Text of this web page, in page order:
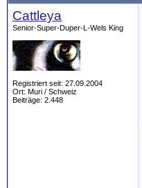
Cattleya
Senior-Super-Duper-L-Wels King
Registriert seit: 27.09.2004
Ort: Muri / Schweiz
Beiträge: 2.448